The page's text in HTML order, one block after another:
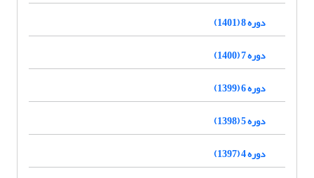
دوره 8 (1401)
دوره 7 (1400)
دوره 6 (1399)
دوره 5 (1398)
دوره 4 (1397)